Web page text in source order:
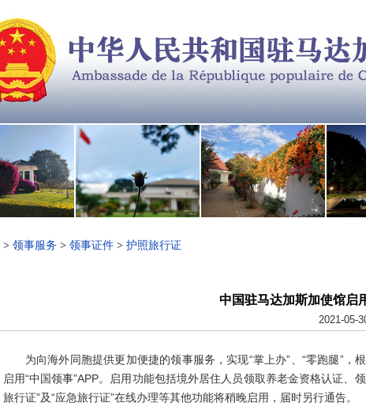
> 领事服务 > 领事证件> 护照旅行证
中国驻马达加斯加使馆启
2021-05-
为向海外同胞提供更加便捷的领事服务，实现“掌上办”、“零跑腿”，
启用“中国领事”APP。启用功能包括境外居住人员领取养老金资格认证
旅行证”及“应急旅行证”在线办理等其他功能将稍晚启用，届时另行通告。